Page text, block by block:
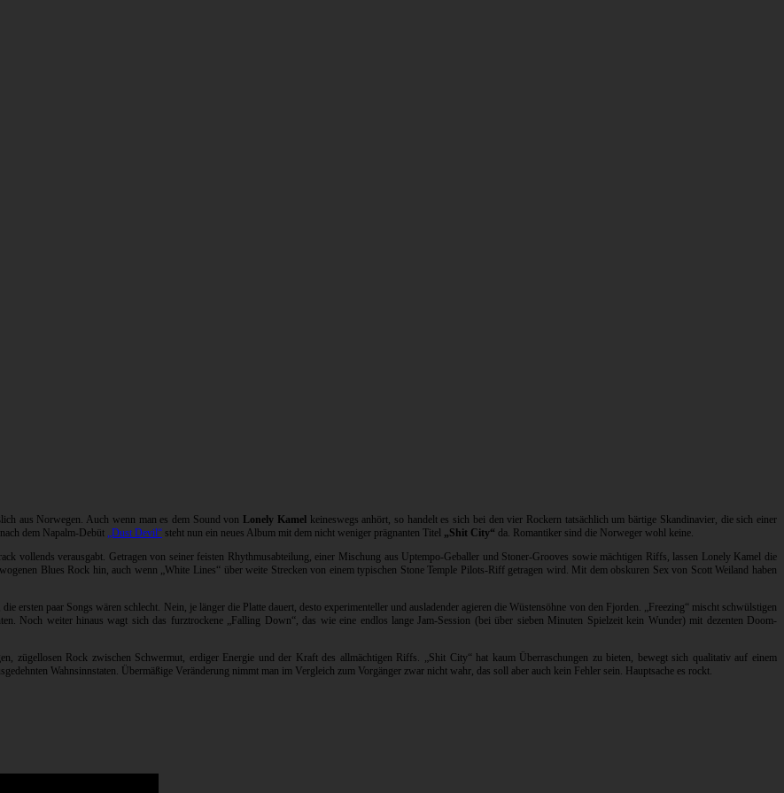
aus Norwegen. Auch wenn man es dem Sound von Lonely Kamel
keineswegs anhört, so handelt es sich bei den vier Rockern tatsächlich um bärtige Skandinavier, die sich einer
dem Napalm-Debüt „Dust Devil“ steht nun ein neues Album mit dem nicht weniger prägnanten Titel „Shit City“ da. Romantiker sind die Norweger wohl keine.
vollends verausgabt. Getragen von seiner feisten Rhythmusabteilung, einer Mischung aus Uptempo-Geballer und Stoner-Grooves sowie mächtigen Riffs, lassen Lonely Kamel die
Blues Rock hin, auch wenn „White Lines“ über weite Strecken von einem typischen Stone Temple Pilots-Riff getragen wird. Mit dem obskuren Sex von Scott Weiland haben
ersten paar Songs wären schlecht. Nein, je länger die Platte dauert, desto experimenteller und ausladender agieren die Wüstensöhne von den Fjorden. „Freezing“ mischt schwülstigen
Noch weiter hinaus wagt sich das furztrockene „Falling Down“, das wie eine endlos lange Jam-Session (bei über sieben Minuten Spielzeit kein Wunder) mit dezenten Doom-
zügellosen Rock zwischen Schwermut, erdiger Energie und der Kraft des allmächtigen Riffs. „Shit City“ hat kaum Überraschungen zu bieten, bewegt sich qualitativ auf einem
Wahnsinnstaten. Übermäßige Veränderung nimmt man im Vergleich zum Vorgänger zwar nicht wahr, das soll aber auch kein Fehler sein. Hauptsache es rockt.